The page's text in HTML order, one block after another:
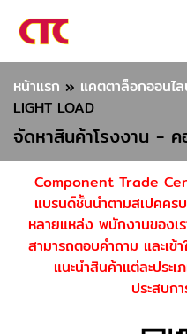
หน้าแรก » แคตตาล็อกออนไ
LIGHT LOAD
จัดหาสินค้าโรงงาน - ค
Component Trade
แบรนด์ชั้นนำตามสเปคคร
หลายแหล่ง พนักงานของเ
สามารถตอบคำถาม และเข้
แนะนำสินค้าแต่ละปร
ประสบก